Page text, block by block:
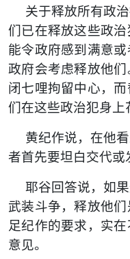
关于释放所有政治
们已在释放这些政
能令政府感到满意或
政府会考虑释放他
闭七哩拘留中心，
们在这些政治犯身上
黄纪作说，在他看
者首先要坦白交代或
耶谷回答说，如果
武装斗争，释放他
足纪作的要求，实
意见。